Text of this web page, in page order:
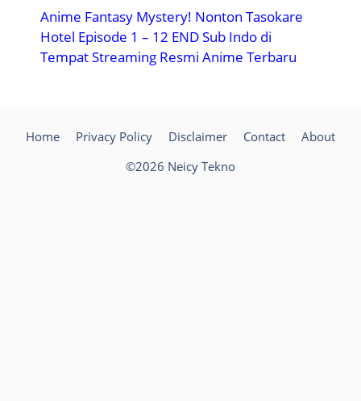
Anime Fantasy Mystery! Nonton Tasokare
Hotel Episode 1 – 12 END Sub Indo di
Tempat Streaming Resmi Anime Terbaru
Home Privacy Policy Disclaimer Contact
About
©2026 Neicy Tekno